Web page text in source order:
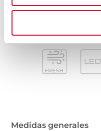
Filtro regenerativo:
Medidas generales